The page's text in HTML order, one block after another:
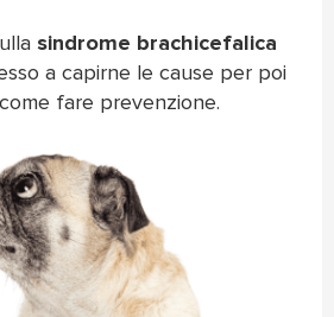
sindrome brachicefalica
a capirne le cause per poi
fare prevenzione.